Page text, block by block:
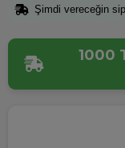
Şimdi vereceğin
1000